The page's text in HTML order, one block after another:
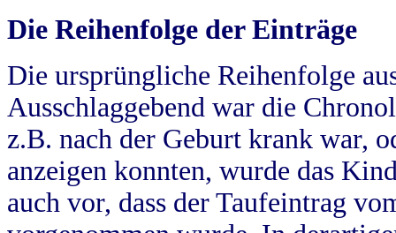
Die Reihenfolge der Einträge
Die ursprüngliche Reihenfolge
Ausschlaggebend war die
z.B. nach der Geburt krank war,
anzeigen konnten, wurde das
auch vor, dass der Taufeintrag